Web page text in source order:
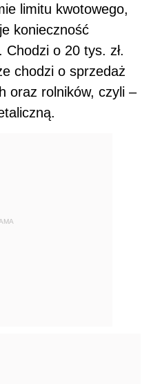
limitu kwotowego,
konieczność
o 20 tys. zł.
chodzi o sprzedaż
oraz rolników, czyli –